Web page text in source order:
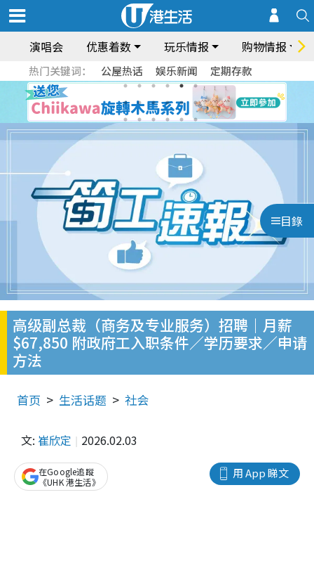
演唱会 优惠着数 玩乐情报 购物情报
热门关键词： 公屋热话 娱乐新闻 定期存款
目錄
高级副总裁（商务及专业服务）招聘｜月薪
$67,850 附政府工入职条件／学历要求／申请
方法
首页 生活话题 社会
文: 崔欣定 2026.02.03
用 App 睇文
在Google追蹤
《UHK 港生活》